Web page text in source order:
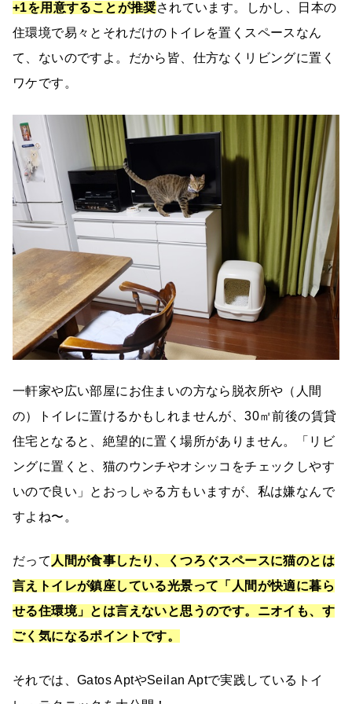
+1を用意することが推奨されています。しかし、日本の
住環境で易々とそれだけのトイレを置くスペースなん
て、ないのですよ。だから皆、仕方なくリビングに置く
ワケです。
一軒家や広い部屋にお住まいの方なら脱衣所や（人間
の）トイレに置けるかもしれませんが、30㎡前後の賃貸
住宅となると、絶望的に置く場所がありません。「リビ
ングに置くと、猫のウンチやオシッコをチェックしやす
いので良い」とおっしゃる方もいますが、私は嫌なんで
すよね〜。
だって 人間が食事したり、くつろぐスペースに猫のとは
言えトイレが鎮座している光景って「人間が快適に暮ら
せる住環境」とは言えないと思うのです。ニオイも、す
ごく気になるポイントです。
それでは、Gatos AptやSeilan Aptで実践しているトイ